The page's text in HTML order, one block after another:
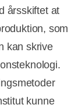
årsskiftet at
som
kan skrive
kunne